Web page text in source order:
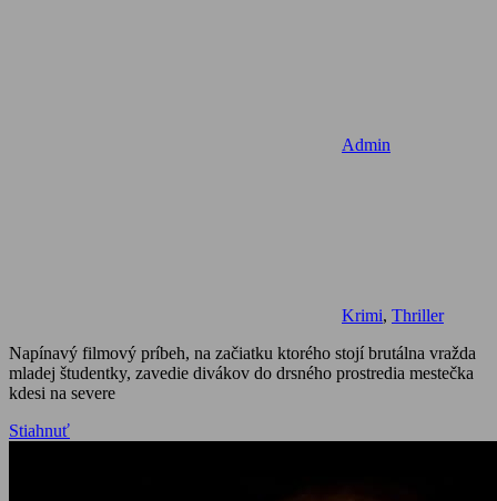
Admin
Krimi, Thriller
Napínavý filmový príbeh, na začiatku ktorého stojí brutálna vražda
mladej študentky, zavedie divákov do drsného prostredia mestečka
kdesi na severe
Stiahnuť